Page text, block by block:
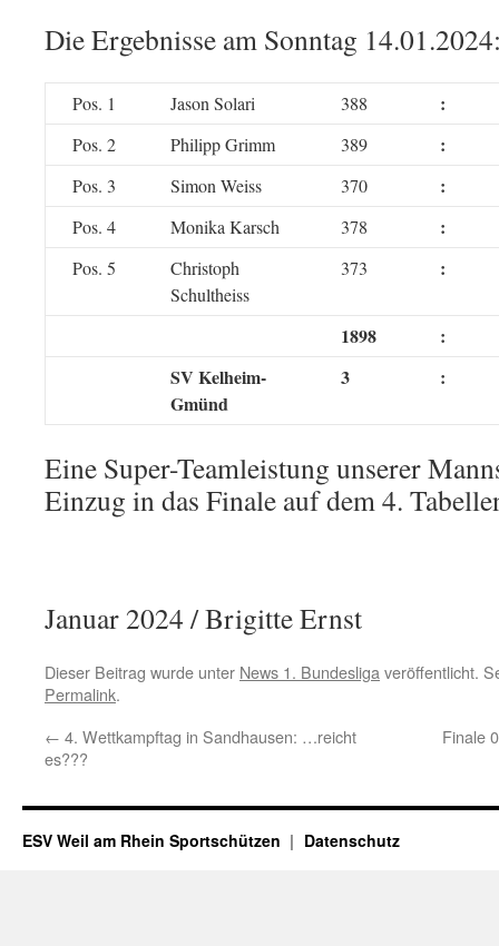
Die Ergebnisse am Sonntag
Pos. 1 Jason Solari 388 :
Pos. 2 Philipp Grimm 389 :
Pos. 3 Simon Weiss 370 :
Pos. 4 Monika Karsch 378 :
Pos. 5
Christoph
Schultheiss
373 :
1898
:
SV Kelheim-
Gmünd
3 :
Eine Super-Teamleistung unserer
Einzug in das Finale auf dem 4.
Januar 2024 / Brigitte Ernst
Dieser Beitrag wurde unter News 1. Bundesliga veröffentlicht.
Permalink.
← 4. Wettkampftag in Sandhausen: …reicht
es???
Finale
ESV Weil am Rhein Sportschützen Datenschutz